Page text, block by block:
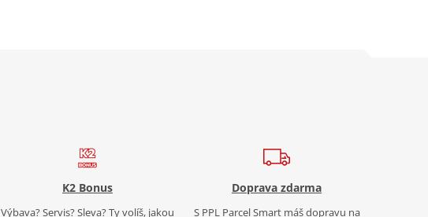
K2 Bonus
Výbava? Servis? Sleva? Ty volíš, jakou
Doprava zdarma
S PPL Parcel Smart máš dopravu na